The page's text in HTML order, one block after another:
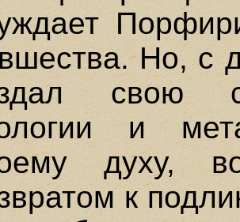
Но, с
свою
и
духу,
к